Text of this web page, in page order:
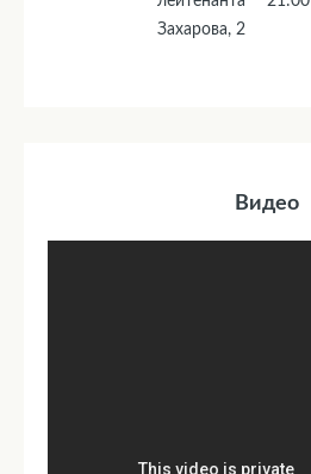
Захарова, 2
Видео